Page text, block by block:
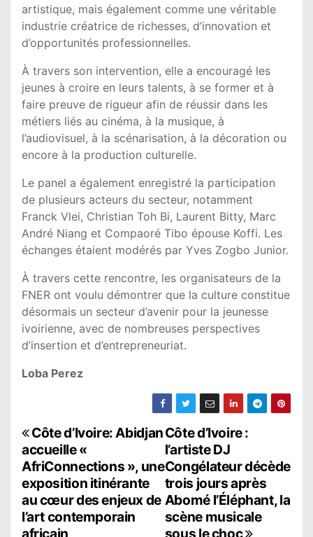
artistique, mais également comme une véritable
industrie créatrice de richesses, d’innovation et
d’opportunités professionnelles.
À travers son intervention, elle a encouragé les
jeunes à croire en leurs talents, à se former et à
faire preuve de rigueur afin de réussir dans les
métiers liés au cinéma, à la musique, à
l’audiovisuel, à la scénarisation, à la décoration ou
encore à la production culturelle.
Le panel a également enregistré la participation
de plusieurs acteurs du secteur, notamment
Franck Vlei, Christian Toh Bi, Laurent Bitty, Marc
André Niang et Compaoré Tibo épouse Koffi. Les
échanges étaient modérés par Yves Zogbo Junior.
À travers cette rencontre, les organisateurs de la
FNER ont voulu démontrer que la culture constitue
désormais un secteur d’avenir pour la jeunesse
ivoirienne, avec de nombreuses perspectives
d’insertion et d’entrepreneuriat.
Loba Perez
N
a
v
i
Côte d’Ivoire :
l’artiste DJ
Congélateur décède
trois jours après
Abomé l’Éléphant, la
scène musicale
sous le choc
Côte d’Ivoire: Abidjan
accueille «
AfriConnections », une
exposition itinérante
au cœur des enjeux de
l’art contemporain
africain